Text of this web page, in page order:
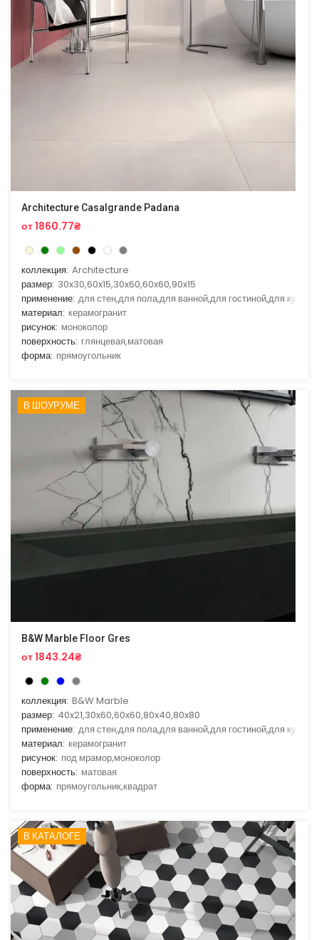
Architecture Casalgrande Padana
от 1860.77₴
коллекция: Architecture
размер: 30x30,60x15,30x60,60x60,90x15
применение: для стен,для пола,для ванной,для гостиной,для кухни
материал: керамогранит
рисунок: моноколор
поверхность: глянцевая,матовая
форма: прямоугольник
В ШОУРУМЕ
B&W Marble Floor Gres
от 1843.24₴
коллекция: B&W Marble
размер: 40x21,30x60,60x60,80x40,80x80
применение: для стен,для пола,для ванной,для гостиной,для кухни
материал: керамогранит
рисунок: под мрамор,моноколор
поверхность: матовая
форма: прямоугольник,квадрат
В КАТАЛОГЕ